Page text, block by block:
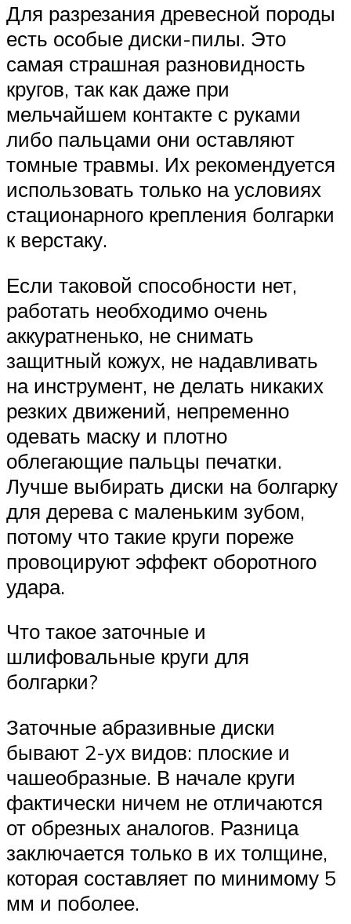
Для разрезания древесной породы
есть особые диски-пилы. Это
самая страшная разновидность
кругов, так как даже при
мельчайшем контакте с руками
либо пальцами они оставляют
томные травмы. Их рекомендуется
использовать только на условиях
стационарного крепления болгарки
к верстаку.
Если таковой способности нет,
работать необходимо очень
аккуратненько, не снимать
защитный кожух, не надавливать
на инструмент, не делать никаких
резких движений, непременно
одевать маску и плотно
облегающие пальцы печатки.
Лучше выбирать диски на болгарку
для дерева с маленьким зубом,
потому что такие круги пореже
провоцируют эффект оборотного
удара.
Что такое заточные и
шлифовальные круги для
болгарки?
Заточные абразивные диски
бывают 2-ух видов: плоские и
чашеобразные. В начале круги
фактически ничем не отличаются
от обрезных аналогов. Разница
заключается только в их толщине,
которая составляет по минимому 5
мм и поболее.